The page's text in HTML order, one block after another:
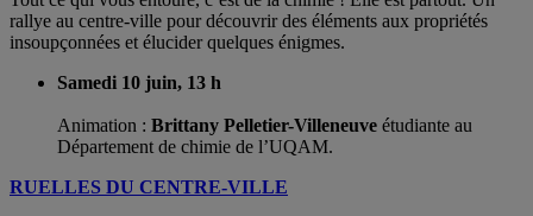
rallye au centre-ville pour découvrir des éléments aux propriétés
insoupçonnées et élucider quelques énigmes.
Samedi 10 juin, 13 h
Animation : Brittany Pelletier-Villeneuve étudiante au
Département de chimie de l’UQAM.
RUELLES DU CENTRE-VILLE